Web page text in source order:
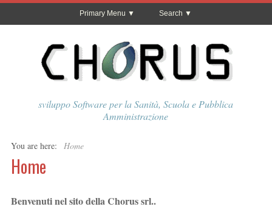
Primary Menu Search
sviluppo Software per la Sanità, Scuola e Pubblica
Amministrazione
You are here: Home
Home
Benvenuti nel sito della Chorus srl..